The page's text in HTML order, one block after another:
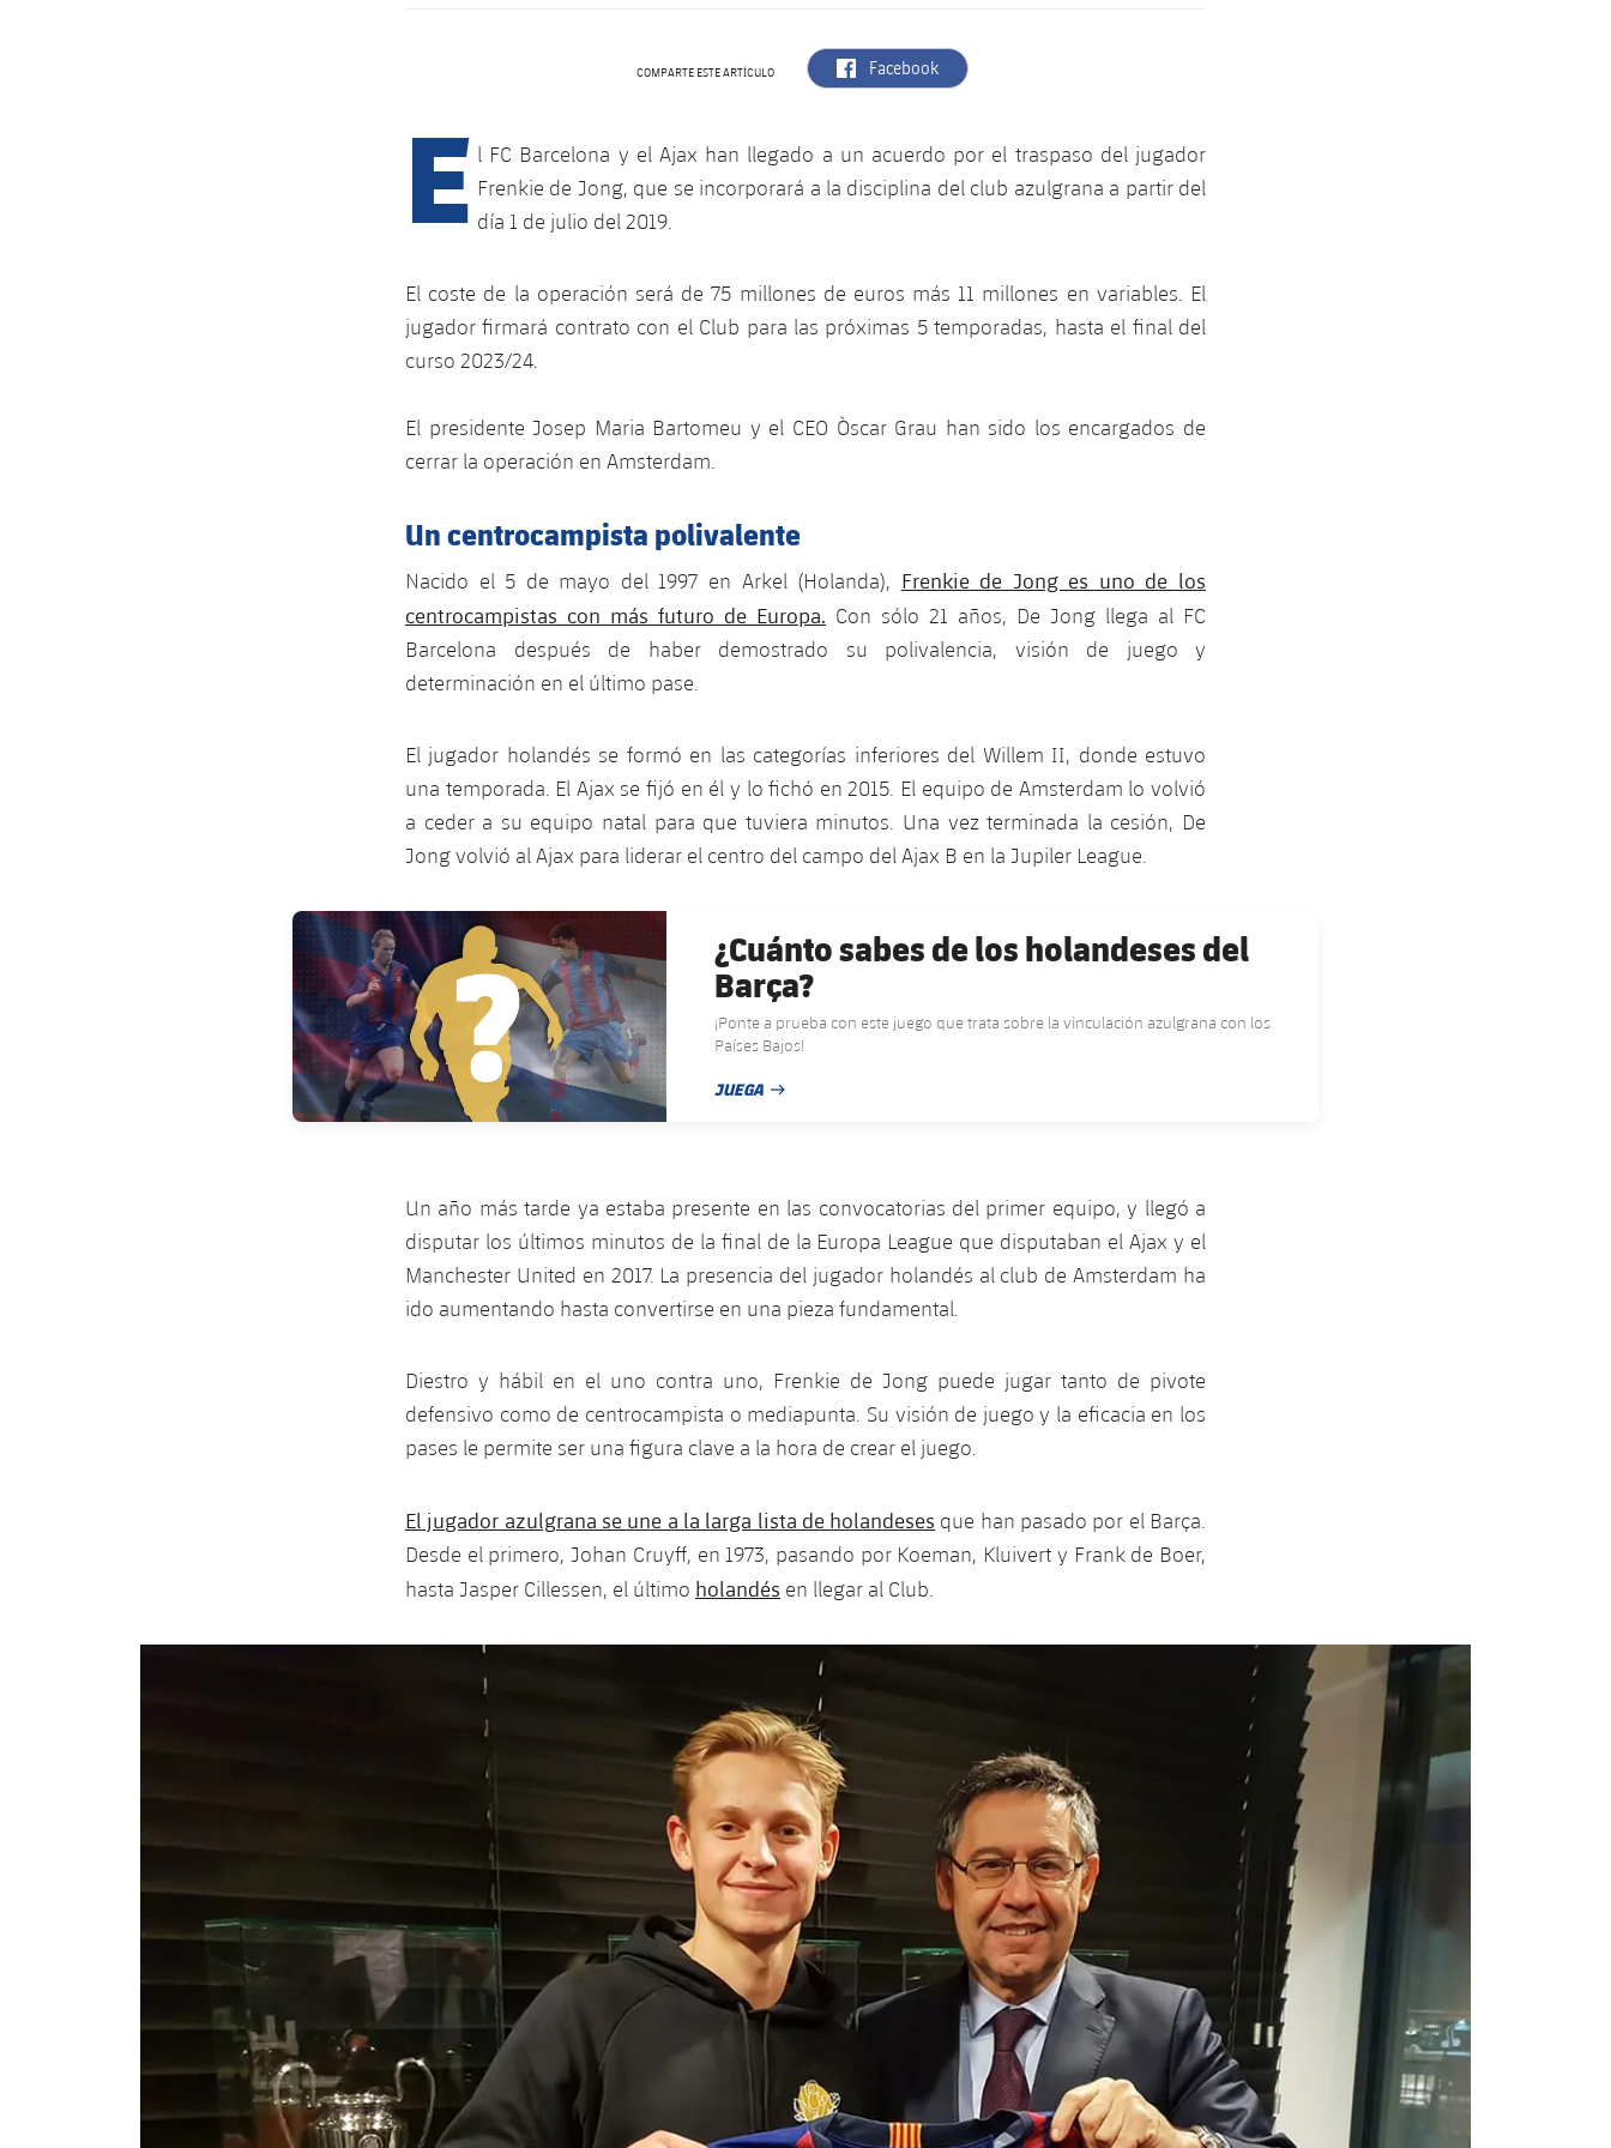
COMPARTE ESTE ARTÍCULO label.aria.facebook
Facebook
E l FC Barcelona y el Ajax han llegado a un acuerdo por el traspaso del jugador
Frenkie de Jong, que se incorporará a la disciplina del club azulgrana a partir del
día 1 de julio del 2019.
El coste de la operación será de 75 millones de euros más 11 millones en variables. El
jugador firmará contrato con el Club para las próximas 5 temporadas, hasta el final del
curso 2023/24.
El presidente Josep Maria Bartomeu y el CEO Òscar Grau han sido los encargados de
cerrar la operación en Amsterdam.
Un centrocampista polivalente
Nacido el 5 de mayo del 1997 en Arkel (Holanda), Frenkie de Jong es uno de los
centrocampistas con más futuro de Europa. Con sólo 21 años, De Jong llega al FC
Barcelona después de haber demostrado su polivalencia, visión de juego y
determinación en el último pase.
El jugador holandés se formó en las categorías inferiores del Willem II, donde estuvo
una temporada. El Ajax se fijó en él y lo fichó en 2015. El equipo de Amsterdam lo volvió
a ceder a su equipo natal para que tuviera minutos. Una vez terminada la cesión, De
Jong volvió al Ajax para liderar el centro del campo del Ajax B en la Jupiler League.
FC Barcelona club badge
¿Cuánto sabes de los holandeses del
Barça?
¡Ponte a prueba con este juego que trata sobre la vinculación azulgrana con los
Países Bajos!
JUEGA
FECHA DE PUBLICACIÓN
Un año más tarde ya estaba presente en las convocatorias del primer equipo, y llegó a
disputar los últimos minutos de la final de la Europa League que disputaban el Ajax y el
Manchester United en 2017. La presencia del jugador holandés al club de Amsterdam ha
ido aumentando hasta convertirse en una pieza fundamental.
Diestro y hábil en el uno contra uno, Frenkie de Jong puede jugar tanto de pivote
defensivo como de centrocampista o mediapunta. Su visión de juego y la eficacia en los
pases le permite ser una figura clave a la hora de crear el juego.
El jugador azulgrana se une a la larga lista de holandeses que han pasado por el Barça.
Desde el primero, Johan Cruyff, en 1973, pasando por Koeman, Kluivert y Frank de Boer,
hasta Jasper Cillessen, el último holandés en llegar al Club.